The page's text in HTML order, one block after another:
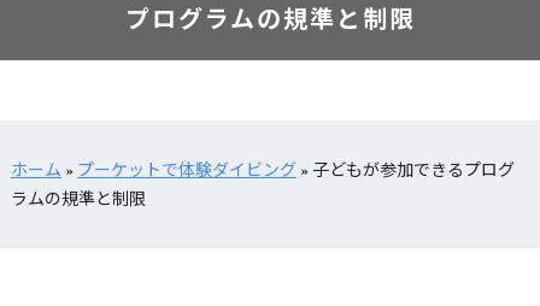
プログラムの規準と制限
ホーム » プーケットで体験ダイビング» 子どもが参加できるプログ
ラムの規準と制限